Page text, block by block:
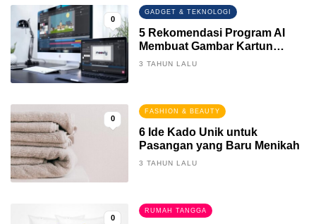
0
GADGET & TEKNOLOGI
5 Rekomendasi Program AI
Membuat Gambar Kartun
Keren
3 TAHUN LALU
0
FASHION & BEAUTY
6 Ide Kado Unik untuk
Pasangan yang Baru Menikah
3 TAHUN LALU
0
RUMAH TANGGA